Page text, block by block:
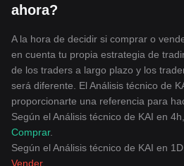
ahora?
A la hora de decidir si comprar o
en cuenta tu propia estrategia de
de los traders a largo plazo y los
será diferente. El Análisis técnico de
proporcionarte una referencia para
Según el Análisis técnico de KAI en
Comprar.
Según el Análisis técnico de KAI en
Vender.